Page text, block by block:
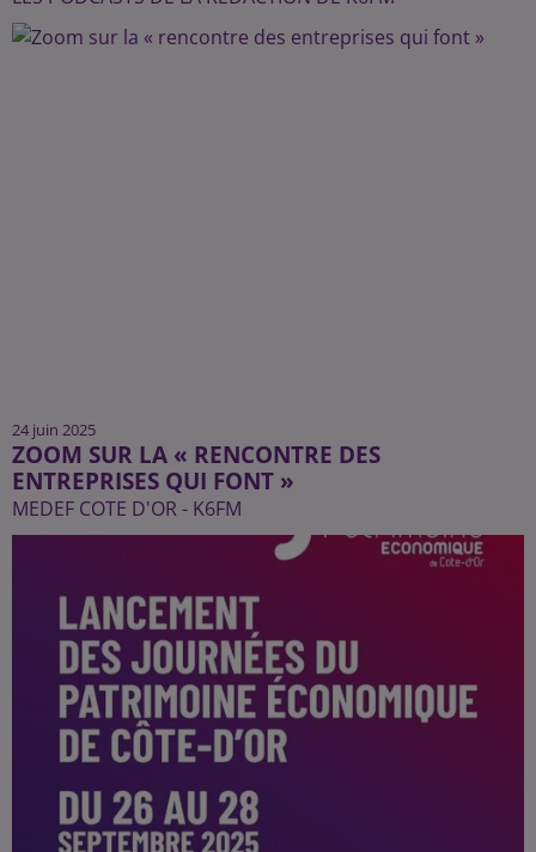
24 juin 2025
ZOOM SUR LA « RENCONTRE DES
ENTREPRISES QUI FONT »
MEDEF COTE D'OR - K6FM